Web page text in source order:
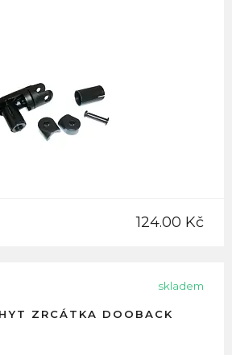
124.00 Kč
skladem
ZRCÁTKA DOOBACK